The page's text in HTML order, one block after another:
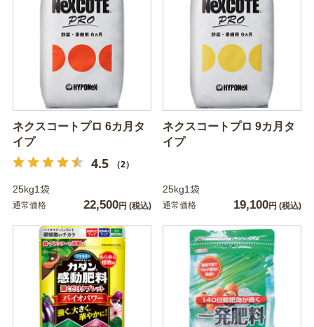
ネクスコートプロ 6カ月タ
イプ
4.5 （2）
25kg1袋
通常価格 22,500円 (税込)
ネクスコートプロ 9カ月タ
イプ
25kg1袋
通常価格 19,100円 (税込)